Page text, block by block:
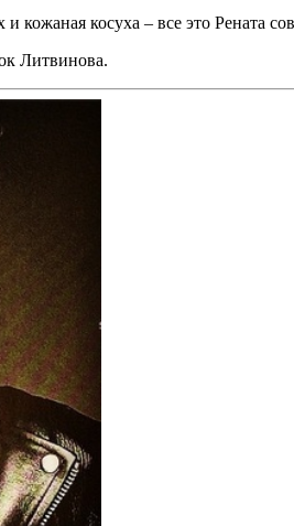
косуха – все это Рената
Литвинова.